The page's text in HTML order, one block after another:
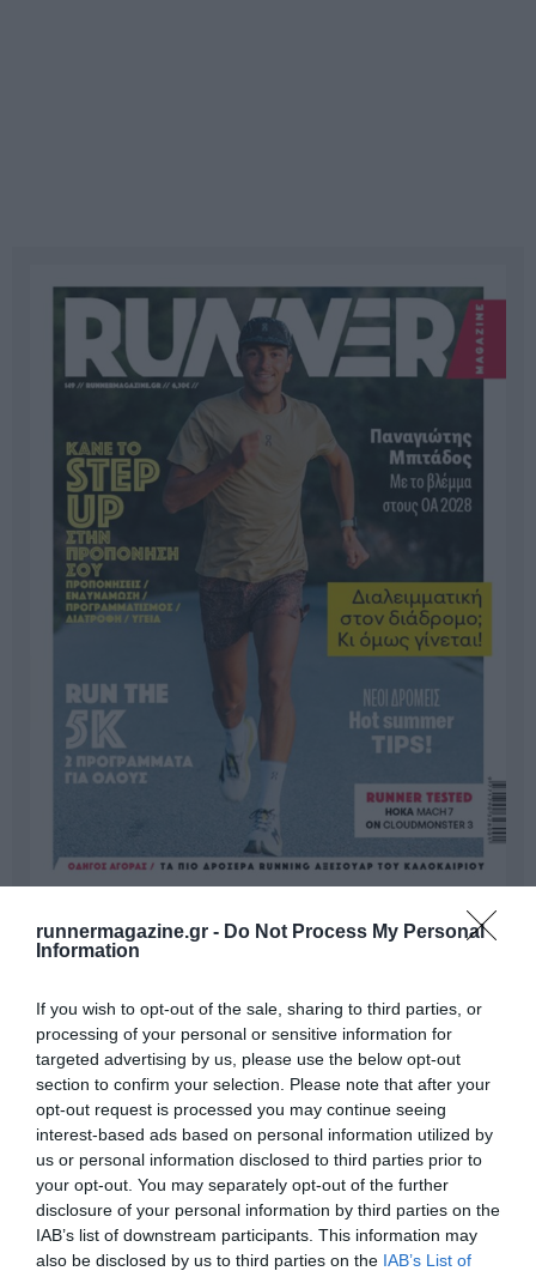
runnermagazine.gr - Do Not Process My Personal
Information
If you wish to opt-out of the sale, sharing to third parties, or
processing of your personal or sensitive information for
targeted advertising by us, please use the below opt-out
section to confirm your selection. Please note that after your
opt-out request is processed you may continue seeing
interest-based ads based on personal information utilized by
us or personal information disclosed to third parties prior to
your opt-out. You may separately opt-out of the further
disclosure of your personal information by third parties on the
IAB’s list of downstream participants. This information may
also be disclosed by us to third parties on the IAB’s List of
Γίνε Συνδρομητής
Βρες το RUNNER!
Όλα τα Τεύχη